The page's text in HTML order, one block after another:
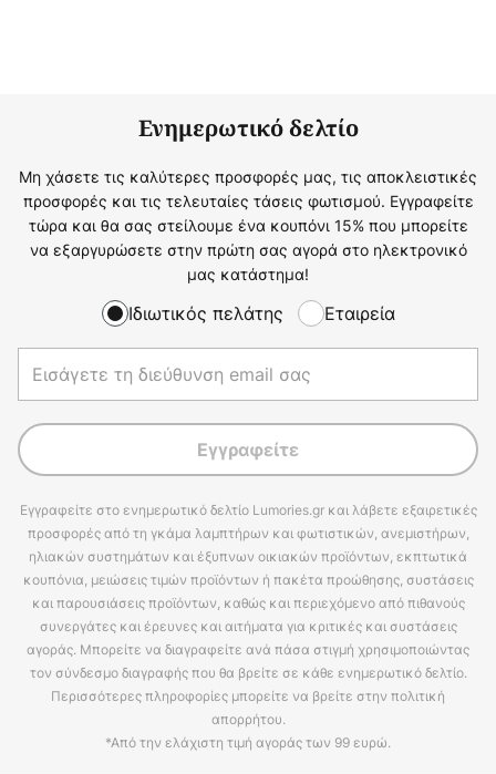
Ενημερωτικό δελτίο
Μη χάσετε τις καλύτερες προσφορές μας, τις αποκλειστικές
προσφορές και τις τελευταίες τάσεις φωτισμού. Εγγραφείτε
τώρα και θα σας στείλουμε ένα κουπόνι 15% που μπορείτε
να εξαργυρώσετε στην πρώτη σας αγορά στο ηλεκτρονικό
μας κατάστημα!
Ιδιωτικός πελάτης Εταιρεία
Εγγραφείτε
Εγγραφείτε στο ενημερωτικό δελτίο Lumories.gr και λάβετε εξαιρετικές
προσφορές από τη γκάμα λαμπτήρων και φωτιστικών, ανεμιστήρων,
ηλιακών συστημάτων και έξυπνων οικιακών προϊόντων, εκπτωτικά
κουπόνια, μειώσεις τιμών προϊόντων ή πακέτα προώθησης, συστάσεις
και παρουσιάσεις προϊόντων, καθώς και περιεχόμενο από πιθανούς
συνεργάτες και έρευνες και αιτήματα για κριτικές και συστάσεις
αγοράς. Μπορείτε να διαγραφείτε ανά πάσα στιγμή χρησιμοποιώντας
τον σύνδεσμο διαγραφής που θα βρείτε σε κάθε ενημερωτικό δελτίο.
Περισσότερες πληροφορίες μπορείτε να βρείτε στην πολιτική
απορρήτου.
*Από την ελάχιστη τιμή αγοράς των 99 ευρώ.